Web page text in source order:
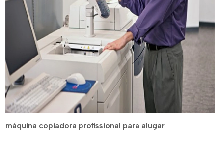
máquina copiadora profissional para alugar